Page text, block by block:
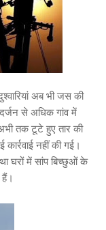
अब भी जस की
से अधिक गांव में
तक टूटे हुए तार की
नहीं की गई।
घरों में सांप बिच्छुओं के